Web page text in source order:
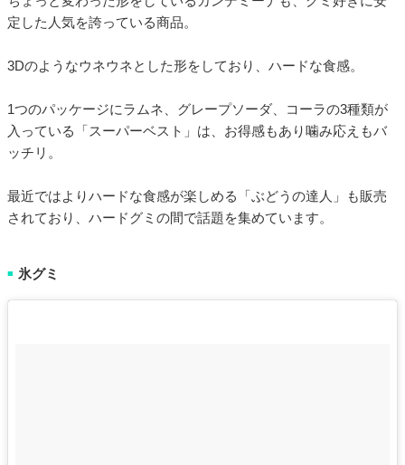
定した人気を誇っている商品。
3Dのようなウネウネとした形をしており、ハードな食感。
1つのパッケージにラムネ、グレープソーダ、コーラの3種類が
入っている「スーパーベスト」は、お得感もあり噛み応えもバ
ッチリ。
最近ではよりハードな食感が楽しめる「ぶどうの達人」も販売
されており、ハードグミの間で話題を集めています。
■ 氷グミ